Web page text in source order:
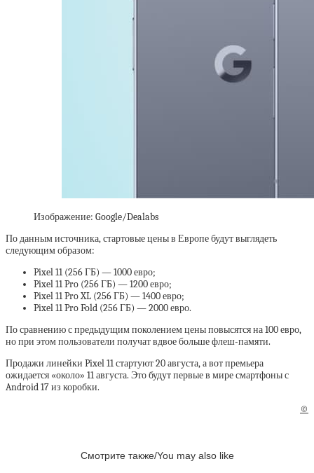
Изображение: Google/Dealabs
По данным источника, стартовые цены в Европе будут выглядеть
следующим образом:
Pixel 11 (256 ГБ) — 1000 евро;
Pixel 11 Pro (256 ГБ) — 1200 евро;
Pixel 11 Pro XL (256 ГБ) — 1400 евро;
Pixel 11 Pro Fold (256 ГБ) — 2000 евро.
По сравнению с предыдущим поколением цены повысятся на 100 евро,
но при этом пользователи получат вдвое больше флеш-памяти.
Продажи линейки Pixel 11 стартуют 20 августа, а вот премьера
ожидается «около» 11 августа. Это будут первые в мире смартфоны с
Android 17 из коробки.
©
Смотрите также/You may also like